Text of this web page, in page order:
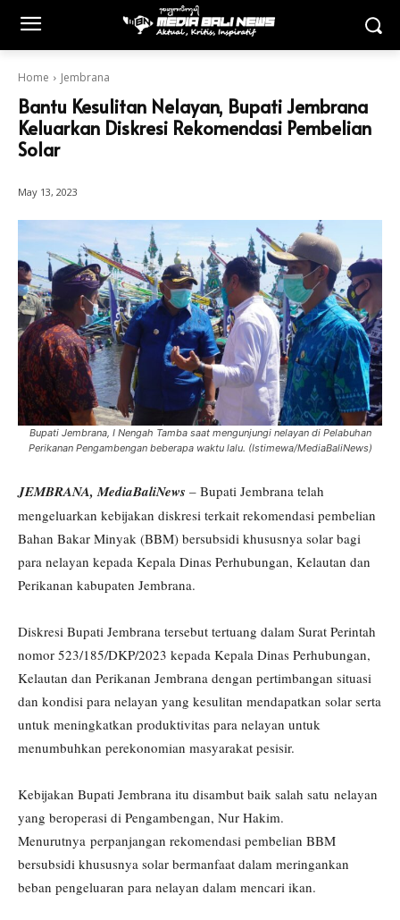
Home Jembrana
Bantu Kesulitan Nelayan, Bupati Jembrana
Keluarkan Diskresi Rekomendasi Pembelian
Solar
May 13, 2023
Bupati Jembrana, I Nengah Tamba saat mengunjungi nelayan di Pelabuhan
Perikanan Pengambengan beberapa waktu lalu. (Istimewa/MediaBaliNews)
JEMBRANA, MediaBaliNews – Bupati Jembrana telah
mengeluarkan kebijakan diskresi terkait rekomendasi pembelian
Bahan Bakar Minyak (BBM) bersubsidi khususnya solar bagi
para nelayan kepada Kepala Dinas Perhubungan, Kelautan dan
Perikanan kabupaten Jembrana.
Diskresi Bupati Jembrana tersebut tertuang dalam Surat Perintah
nomor 523/185/DKP/2023 kepada Kepala Dinas Perhubungan,
Kelautan dan Perikanan Jembrana dengan pertimbangan situasi
dan kondisi para nelayan yang kesulitan mendapatkan solar serta
untuk meningkatkan produktivitas para nelayan untuk
menumbuhkan perekonomian masyarakat pesisir.
Kebijakan Bupati Jembrana itu disambut baik salah satu nelayan
yang beroperasi di Pengambengan, Nur Hakim.
Menurutnya perpanjangan rekomendasi pembelian BBM
bersubsidi khususnya solar bermanfaat dalam meringankan
beban pengeluaran para nelayan dalam mencari ikan.